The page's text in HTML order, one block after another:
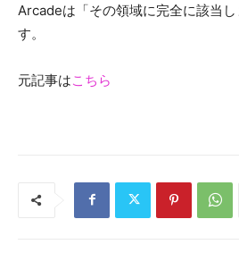
Arcadeは「その領域に完全に該当
す。
元記事はこちら